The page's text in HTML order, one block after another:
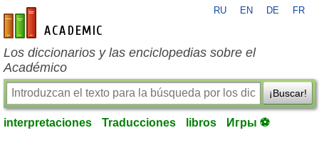
es-academic.com
RU EN DE FR
Los diccionarios y las enciclopedias sobre el
Académico
¡Buscar!
interpretaciones Traducciones libros Игры ⚽